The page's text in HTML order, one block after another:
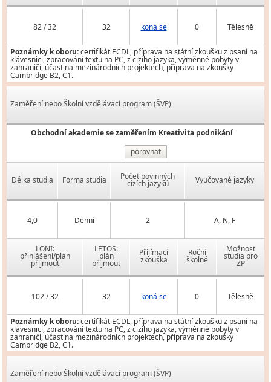
82 / 32 32 koná se 0 Tělesně
Poznámky k oboru:certifikát ECDL, příprava na státní zkoušku z psaní na
klávesnici, zpracování textu na PC, z cizího jazyka, výměnné pobyty v
zahraničí, účast na mezinárodních projektech, příprava na zkoušky
Cambridge B2, C1.
Zaměření nebo Školní vzdělávací program (ŠVP)
Obchodní akademie se zaměřením Kreativita podnikání
porovnat
Délka studia Forma studia Počet povinných
cizích jazyků Vyučované jazyky
4,0 Denní 2 A, N, F
LONI:
přihlášení/plán
přijmout
LETOS:
plán
přijmout
Přijímací
zkouška
Roční
školné
Možnost
studia pro
ZP
102 / 32 32 koná se 0 Tělesně
Poznámky k oboru:certifikát ECDL, příprava na státní zkoušku z psaní na
klávesnici, zpracování textu na PC, z cizího jazyka, výměnné pobyty v
zahraničí, účast na mezinárodních projektech, příprava na zkoušky
Cambridge B2, C1.
Zaměření nebo Školní vzdělávací program (ŠVP)